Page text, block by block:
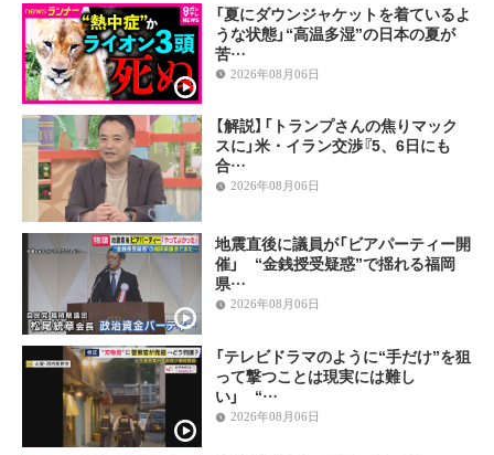
「夏にダウンジャケットを着ているよ
うな状態」“高温多湿”の日本の夏が
苦…
2026年08月06日
【解説】「トランプさんの焦りマック
スに」米・イラン交渉『5、6日にも
合…
2026年08月06日
地震直後に議員が「ビアパーティー開
催」 “金銭授受疑惑”で揺れる福岡
県…
2026年08月06日
「テレビドラマのように“手だけ”を狙
って撃つことは現実には難し
い」 “…
2026年08月06日